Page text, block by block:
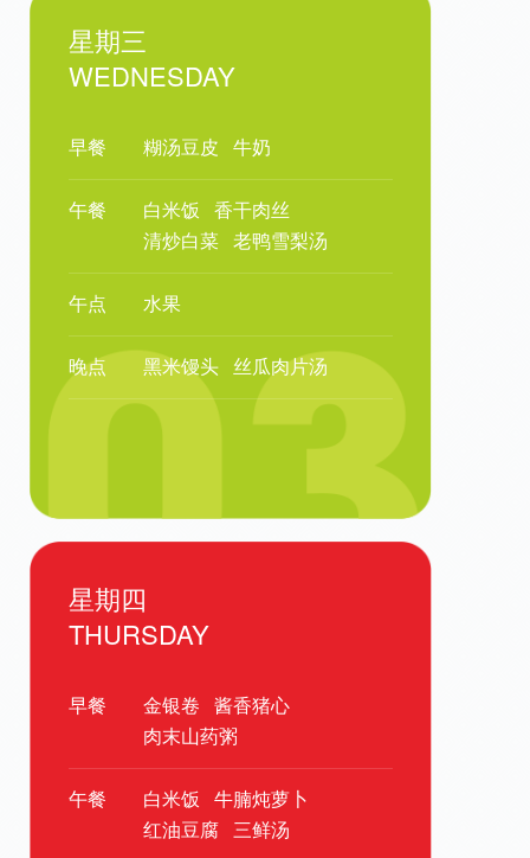
星期三
WEDNESDAY
早餐 糊汤豆皮 牛奶
午餐 白米饭 香干肉丝
清炒白菜 老鸭雪梨汤
午点 水果
晚点 黑米馒头 丝瓜肉片汤
星期四
THURSDAY
早餐 金银卷 酱香猪心
肉末山药粥
午餐 白米饭 牛腩炖萝卜
红油豆腐 三鲜汤